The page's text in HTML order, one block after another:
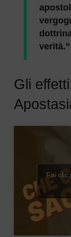
verità.”
Gli
Fai clic